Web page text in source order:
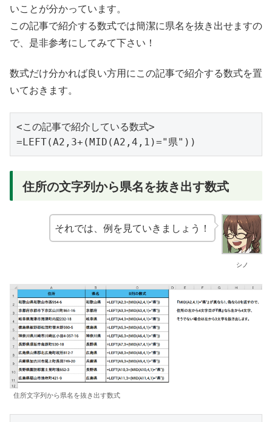
いことが分かっています。
この記事で紹介する数式では簡潔に県名を抜き出せますの
で、是非参考にしてみて下さい！
数式だけ分かれば良い方用にこの記事で紹介する数式を置
いておきます。
<この記事で紹介している数式>
=LEFT(A2,3+(MID(A2,4,1)="県"))
住所の文字列から県名を抜き出す数式
シノ
それでは、例を見ていきましょう！
住所文字列から県名を抜き出す数式